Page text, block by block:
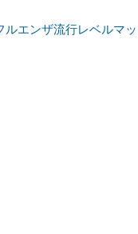
エンザ流行レベルマ